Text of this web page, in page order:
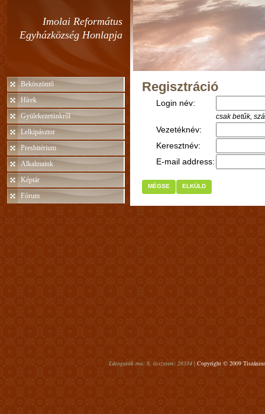
Imolai Református
Egyházközség Honlapja
Beköszöntő
Hírek
Gyülekezetünkről
Lelkipásztor
Presbitérium
Alkalmaink
Képtár
Fórum
Regisztráció
Login név:
csak betűk,
Vezetéknév:
Keresztnév:
E-mail address:
MÉGSE ELKÜLD
Látogatók ma: 8, összesen: 20334 | Copyright © 2009